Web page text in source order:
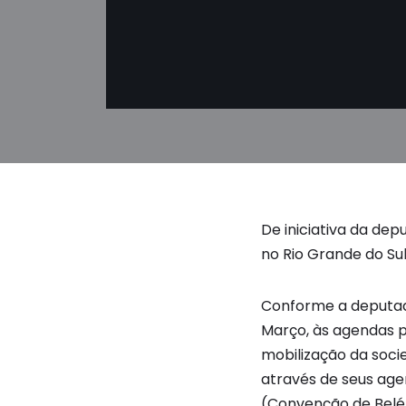
De iniciativa da
no Rio Grande do
Conforme a
Março, às agendas
mobilização da
através de seus